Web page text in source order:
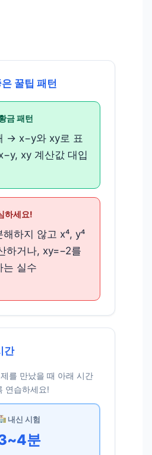
꿀팁 패턴
금 패턴
→ x−y와 xy로 표
xy 계산값 대입
하세요!
해하지 않고 x⁴, y⁴
하거나, xy=−2를
는 실수
간
를 만났을 때 아래 시간
연습하세요!
내신 시험
분